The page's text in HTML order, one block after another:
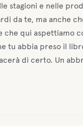
stagioni e nelle
da te, ma anche
che qui aspettiamo
tu abbia preso il
di certo. Un